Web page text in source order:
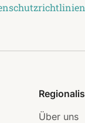
Regionalis
Über uns